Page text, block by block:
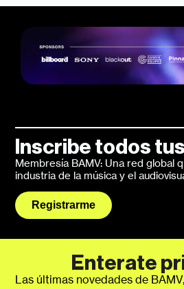
Inscribe todos
Membresía BAMV: Una red global
industria de la música y el
Registrarme
Enterate
Las últimas novedades de